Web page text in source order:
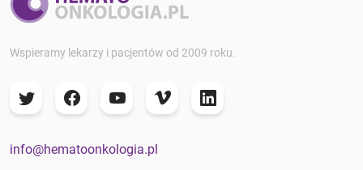
Wspieramy lekarzy i pacjentów od 2009 roku.
info@hematoonkologia.pl